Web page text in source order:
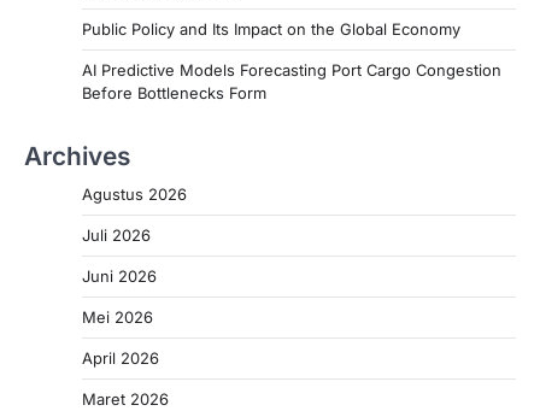
Public Policy and Its Impact on the Global Economy
AI Predictive Models Forecasting Port Cargo Congestion
Before Bottlenecks Form
Archives
Agustus 2026
Juli 2026
Juni 2026
Mei 2026
April 2026
Maret 2026